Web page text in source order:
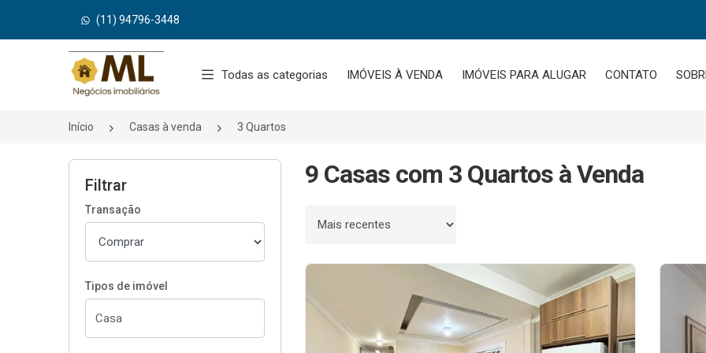
(11) 94796-3448
Página inicial
Todas as categorias IMÓVEIS À VENDA IMÓVEIS PARA ALUGAR CONTATO
Início Casas à venda 3 Quartos
Filtrar
Transação
Tipos de imóvel
9 Casas com 3 Quartos à Venda
Ordenar por